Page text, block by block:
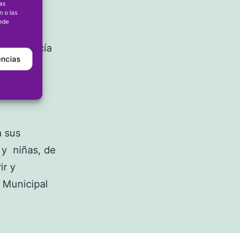
o las
La
Andalucía
ser
del
sus
y niñas, de
y